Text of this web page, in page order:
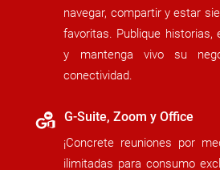
navegar, compartir y estar
favoritas. Publique historias,
y mantenga vivo su
conectividad.
G-Suite, Zoom y Office
¡Concrete reuniones por
ilimitadas para consumo